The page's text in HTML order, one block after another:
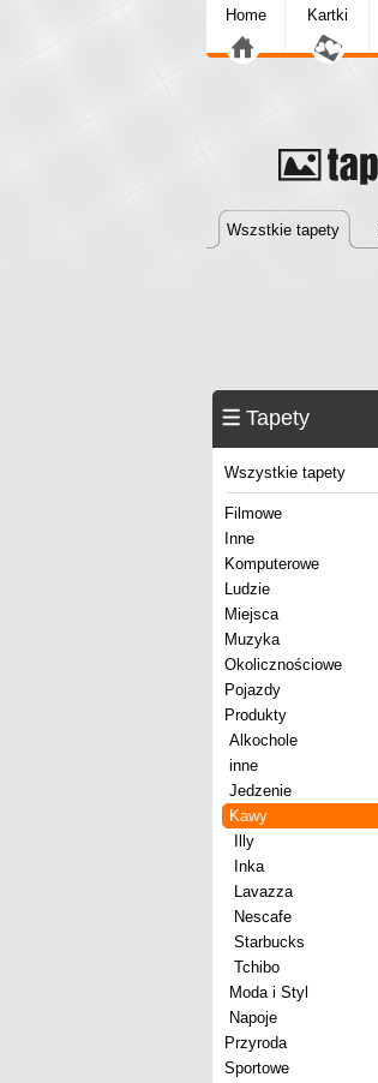
Home Kartki
Wszstkie tapety
Tapety
Wszystkie tapety
Filmowe
Inne
Komputerowe
Ludzie
Miejsca
Muzyka
Okolicznościowe
Pojazdy
Produkty
Alkochole
inne
Jedzenie
Kawy
Illy
Inka
Lavazza
Nescafe
Starbucks
Tchibo
Moda i Styl
Napoje
Przyroda
Sportowe